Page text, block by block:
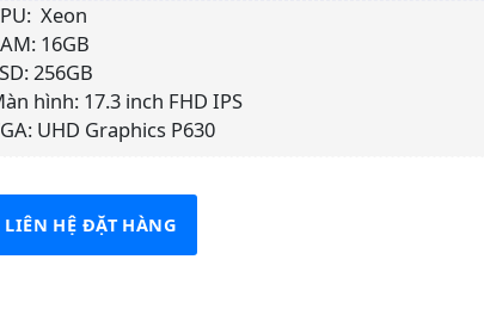
Xeon
16GB
256GB
hình: 17.3 inch FHD IPS
UHD Graphics P630
LIÊN HỆ ĐẶT HÀNG